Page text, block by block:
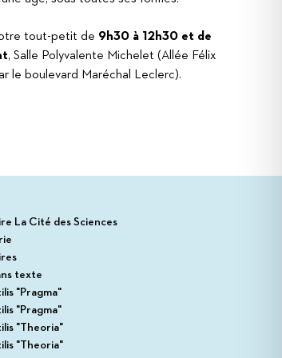
tout-petit de 9h30 à 12h30 et de
, Salle Polyvalente Michelet (Allée Félix
le boulevard Maréchal Leclerc).
La Cité des Sciences
texte
"Pragma"
"Pragma"
"Theoria"
"Theoria"